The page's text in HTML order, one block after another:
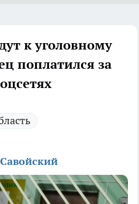
к уголовному
поплатился за